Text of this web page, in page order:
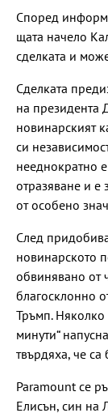
Според
щата начело
сделката и
Сделката
на президента
новинарският
си
нееднократно
отразяване и е
от особено
След
новинарското
обвинявано от
благосклонно
Тръмп. Няколко
минути“
твърдяха, че
Paramount се
Елисън, син на